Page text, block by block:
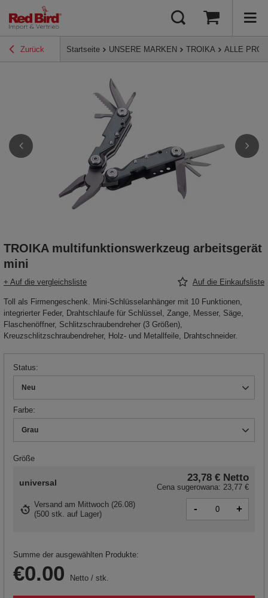
Zurück Startseite UNSERE MARKEN TROIKA ALLE
TROIKA multifunktionswerkzeug arbeitsgerät
mini
+ Auf die vergleichsliste Auf die Einkaufsliste
Toll als Firmengeschenk. Mini-Schlüsselanhänger mit 10 Funktionen,
integrierter Feder, Drahtschlaufe für Schlüssel, Zange, Messer, Säge,
Flaschenöffner, Schlitzschraubendreher (3 Größen),
Kreuzschlitzschraubendreher, Holz- und Metallfeile, Drahtschneider.
Status
Neu
Farbe
Grau
Größe
universal 23,78 € Netto
Cena sugerowana: 23,77 €
Versand am Mittwoch (26.08)
(500 stk. auf Lager) - +
Summe der ausgewählten Produkte:
€0.00 Netto / stk.